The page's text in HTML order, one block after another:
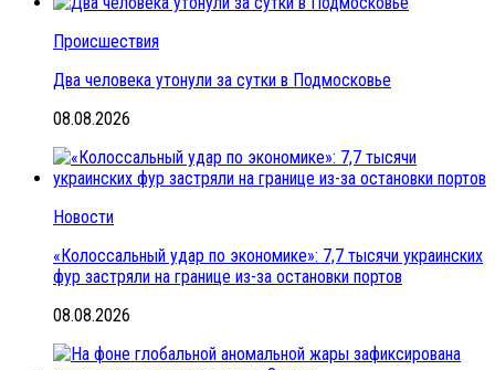
Происшествия
Два человека утонули за сутки в Подмосковье
08.08.2026
Новости
«Колоссальный удар по экономике»: 7,7 тысячи украинских
фур застряли на границе из-за остановки портов
08.08.2026